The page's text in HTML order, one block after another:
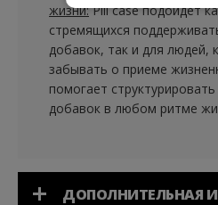
жизни:Pill case подойдет
стремящихся
добавок, так и для людей,
забывать о приеме
помогает
добавок в любом ритме
ДОПОЛНИТЕЛЬНАЯ